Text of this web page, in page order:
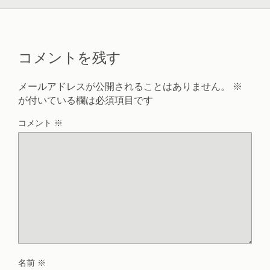
コメントを残す
メールアドレスが公開されることはありません。
※
が付いている欄は必須項目です
コメント ※
名前 ※